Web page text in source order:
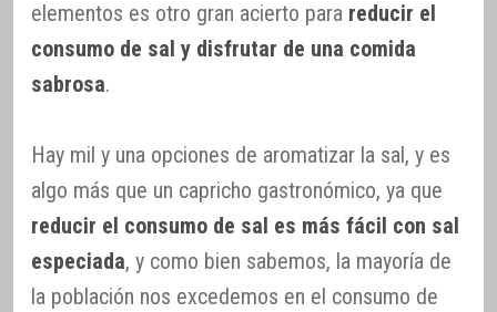
elementos es otro gran acierto para reducir el
consumo de sal y disfrutar de una comida
sabrosa.
Hay mil y una opciones de aromatizar la sal, y es
algo más que un capricho gastronómico, ya que
reducir el consumo de sal es más fácil con sal
especiada, y como bien sabemos, la mayoría de
la población nos excedemos en el consumo de